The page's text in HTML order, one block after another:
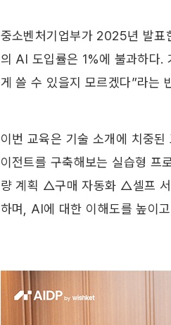
중소벤처기업부가 2025년 발
의 AI 도입률은 1%에 불과하다.
게 쓸 수 있을지 모르겠다”라는
이번 교육은 기술 소개에 치중
이전트를 구축해보는 실습형
량 계획 △구매 자동화 △셀프 서
하며, AI에 대한 이해도를 높이